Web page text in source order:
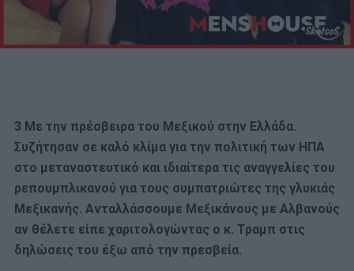
3 Με την πρέσβειρα του Μεξικού στην Ελλάδα.
Συζήτησαν σε καλό κλίμα για την πολιτική των ΗΠΑ
στο μεταναστευτικό και ιδιαίτερα τις αναγγελίες του
ρεπουμπλικανού για τους συμπατριώτες της γλυκιάς
Μεξικανής. Ανταλλάσσουμε Μεξικάνους με Αλβανούς
αν θέλετε είπε χαριτολογώντας ο κ. Τραμπ στις
δηλώσεις του έξω από την πρεσβεία.